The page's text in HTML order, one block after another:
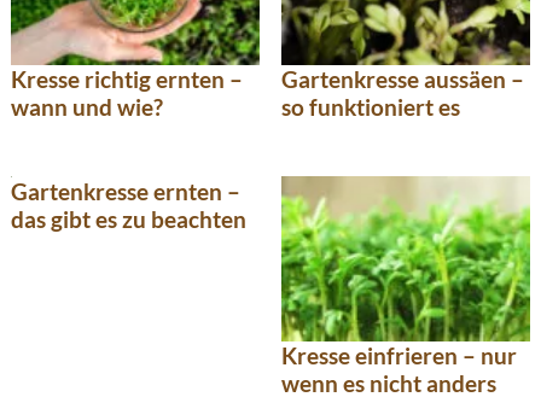
Kresse richtig ernten –
wann und wie?
Gartenkresse aussäen –
so funktioniert es
Gartenkresse ernten –
das gibt es zu beachten
Kresse einfrieren – nur
wenn es nicht anders